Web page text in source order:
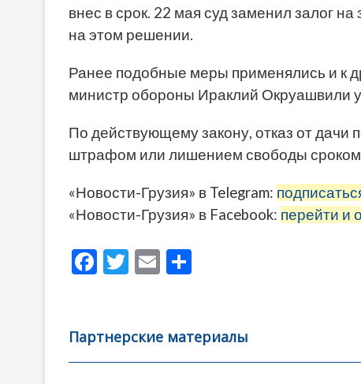
внес в срок. 22 мая суд заменил залог
на этом решении.
Ранее подобные меры применялись и к
министр обороны Ираклий Окруашвили
По действующему закону, отказ от дачи
штрафом или лишением свободы сроком
«Новости-Грузия» в Telegram:
«Новости-Грузия» в Facebook: перейти и
F
b
o
T
er
E
l
а
в
Партнерские материалы